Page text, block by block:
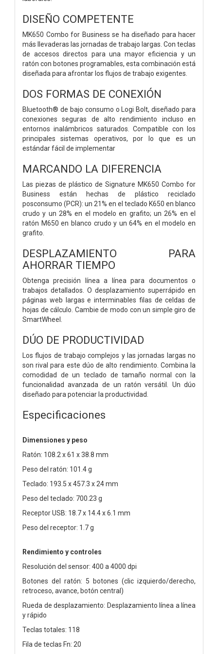
DISEÑO COMPETENTE
MK650 Combo for Business se ha diseñado para hacer
más llevaderas las jornadas de trabajo largas. Con teclas
de accesos directos para una mayor eficiencia y un
ratón con botones programables, esta combinación está
diseñada para afrontar los flujos de trabajo exigentes.
DOS FORMAS DE CONEXIÓN
Bluetooth® de bajo consumo o Logi Bolt, diseñado para
conexiones seguras de alto rendimiento incluso en
entornos inalámbricos saturados. Compatible con los
principales sistemas operativos, por lo que es un
estándar fácil de implementar
MARCANDO LA DIFERENCIA
Las piezas de plástico de Signature MK650 Combo for
Business están hechas de plástico reciclado
posconsumo (PCR): un 21% en el teclado K650 en blanco
crudo y un 28% en el modelo en grafito; un 26% en el
ratón M650 en blanco crudo y un 64% en el modelo en
grafito.
DESPLAZAMIENTO PARA
AHORRAR TIEMPO
Obtenga precisión línea a línea para documentos o
trabajos detallados. O desplazamiento superrápido en
páginas web largas e interminables filas de celdas de
hojas de cálculo. Cambie de modo con un simple giro de
SmartWheel.
DÚO DE PRODUCTIVIDAD
Los flujos de trabajo complejos y las jornadas largas no
son rival para este dúo de alto rendimiento. Combina la
comodidad de un teclado de tamaño normal con la
funcionalidad avanzada de un ratón versátil. Un dúo
diseñado para potenciar la productividad.
Especificaciones
Dimensiones y peso
Ratón: 108.2 x 61 x 38.8 mm
Peso del ratón: 101.4 g
Teclado: 193.5 x 457.3 x 24 mm
Peso del teclado: 700.23 g
Receptor USB: 18.7 x 14.4 x 6.1 mm
Peso del receptor: 1.7 g
Rendimiento y controles
Resolución del sensor: 400 a 4000 dpi
Botones del ratón: 5 botones (clic izquierdo/derecho,
retroceso, avance, botón central)
Rueda de desplazamiento: Desplazamiento línea a línea
y rápido
Teclas totales: 118
Fila de teclas Fn: 20